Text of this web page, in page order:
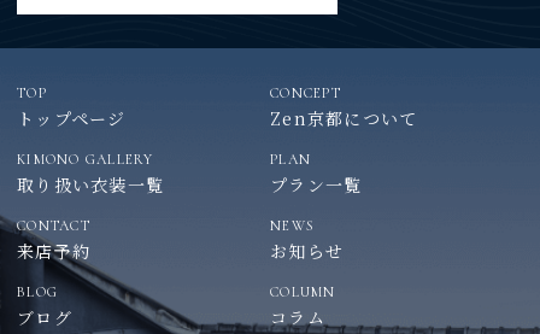
TOP
トップページ
CONCEPT
Zen京都について
KIMONO GALLERY
取り扱い衣装一覧
PLAN
プラン一覧
CONTACT
来店予約
NEWS
お知らせ
BLOG
ブログ
COLUMN
コラム